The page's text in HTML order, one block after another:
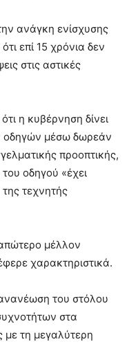
ανάγκη ενίσχυσης
επί 15 χρόνια δεν
στις αστικές
η κυβέρνηση δίνει
οδηγών μέσω δωρεάν
προοπτικής,
οδηγού «έχει
τεχνητής
μέλλον
χαρακτηριστικά.
του στόλου
στα
με τη μεγαλύτερη